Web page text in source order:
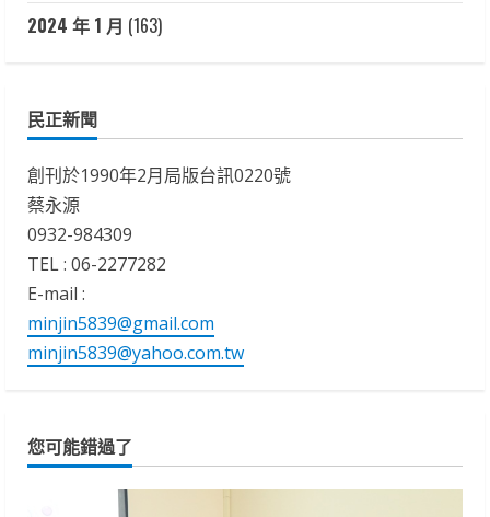
2024 年 1 月 (163)
民正新聞
創刊於1990年2月局版台訊0220號
蔡永源
0932-984309
TEL : 06-2277282
E-mail :
minjin5839@gmail.com
minjin5839@yahoo.com.tw
您可能錯過了